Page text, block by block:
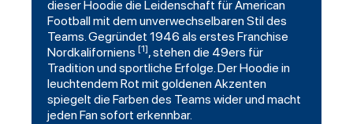
dieser Hoodie die Leidenschaft für American
Football mit dem unverwechselbaren Stil des
Teams. Gegründet 1946 als erstes Franchise
Nordkaliforniens [1], stehen die 49ers für
Tradition und sportliche Erfolge. Der Hoodie in
leuchtendem Rot mit goldenen Akzenten
spiegelt die Farben des Teams wider und macht
jeden Fan sofort erkennbar.